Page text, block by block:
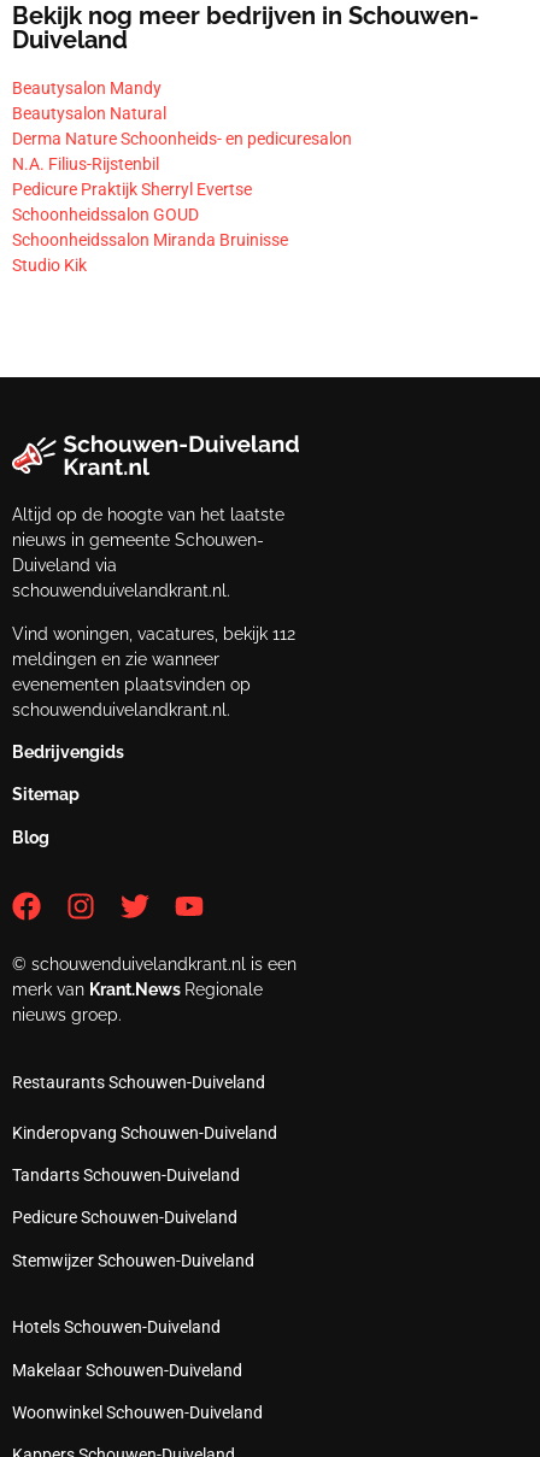
Bekijk nog meer bedrijven in Schouwen-
Duiveland
Beautysalon Mandy
Beautysalon Natural
Derma Nature Schoonheids- en pedicuresalon
N.A. Filius-Rijstenbil
Pedicure Praktijk Sherryl Evertse
Schoonheidssalon GOUD
Schoonheidssalon Miranda Bruinisse
Studio Kik
Altijd op de hoogte van het laatste
nieuws in gemeente Schouwen-
Duiveland via
schouwenduivelandkrant.nl.
Vind woningen, vacatures, bekijk 112
meldingen en zie wanneer
evenementen plaatsvinden op
schouwenduivelandkrant.nl.
Bedrijvengids
Sitemap
Blog
© schouwenduivelandkrant.nl is een
merk van Krant.News Regionale
nieuws groep.
Restaurants Schouwen-Duiveland
Kinderopvang Schouwen-Duiveland
Tandarts Schouwen-Duiveland
Pedicure Schouwen-Duiveland
Stemwijzer Schouwen-Duiveland
Hotels Schouwen-Duiveland
Makelaar Schouwen-Duiveland
Woonwinkel Schouwen-Duiveland